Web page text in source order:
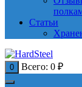
Статьи
0 Всего: 0 ₽